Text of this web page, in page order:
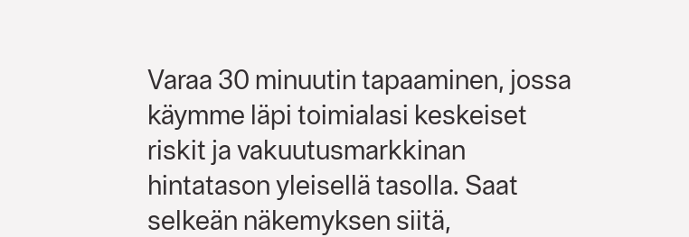
Varaa 30 minuutin tapaaminen, jossa
käymme läpi toimialasi keskeiset
riskit ja vakuutusmarkkinan
hintatason yleisellä tasolla. Saat
selkeän näkemyksen siitä,